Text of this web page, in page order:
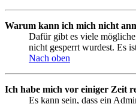
Warum kann ich mich nicht
Dafür gibt es viele
nicht gesperrt wurdest. Es
Nach oben
Ich habe mich vor einiger Zeit
Es kann sein, dass ein